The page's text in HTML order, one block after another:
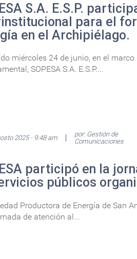
S.A. E.S.P.
para el
en el Archipiélago.
miércoles 24 de junio, en el
SOPESA S.A. E.S.P....
2025 - 9:48 am
por: Gestión de
Comunicaciones
participó en la
públicos
Productora de Energía de San
de atención al...